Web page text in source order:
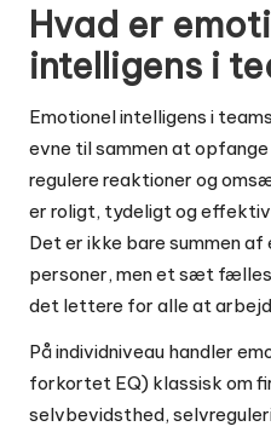
Hvad er
intelligens i
Emotionel intelligens i
evne til sammen at
regulere reaktioner og
er roligt, tydeligt og
Det er ikke bare summen
personer, men et sæt
det lettere for alle at
På individniveau handler
forkortet EQ) klassisk om
selvbevidsthed,